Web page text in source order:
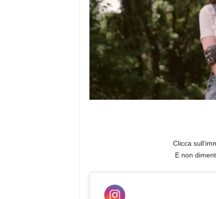
Clicca
E non